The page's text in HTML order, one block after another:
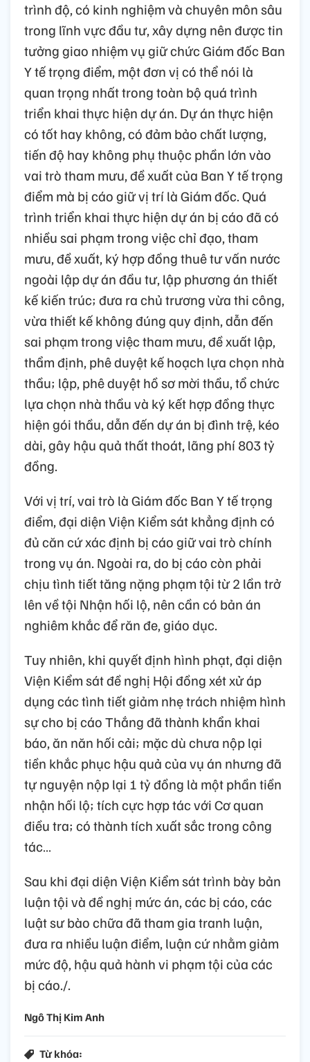
trình độ, có kinh nghiệm và chuyên môn sâu
trong lĩnh vực đầu tư, xây dựng nên được tin
tưởng giao nhiệm vụ giữ chức Giám đốc Ban
Y tế trọng điểm, một đơn vị có thể nói là
quan trọng nhất trong toàn bộ quá trình
triển khai thực hiện dự án. Dự án thực hiện
có tốt hay không, có đảm bảo chất lượng,
tiến độ hay không phụ thuộc phần lớn vào
vai trò tham mưu, đề xuất của Ban Y tế trọng
điểm mà bị cáo giữ vị trí là Giám đốc. Quá
trình triển khai thực hiện dự án bị cáo đã có
nhiều sai phạm trong việc chỉ đạo, tham
mưu, đề xuất, ký hợp đồng thuê tư vấn nước
ngoài lập dự án đầu tư, lập phương án thiết
kế kiến trúc; đưa ra chủ trương vừa thi công,
vừa thiết kế không đúng quy định, dẫn đến
sai phạm trong việc tham mưu, đề xuất lập,
thẩm định, phê duyệt kế hoạch lựa chọn nhà
thầu; lập, phê duyệt hồ sơ mời thầu, tổ chức
lựa chọn nhà thầu và ký kết hợp đồng thực
hiện gói thầu, dẫn đến dự án bị đình trệ, kéo
dài, gây hậu quả thất thoát, lãng phí 803 tỷ
đồng.
Với vị trí, vai trò là Giám đốc Ban Y tế trọng
điểm, đại diện Viện Kiểm sát khẳng định có
đủ căn cứ xác định bị cáo giữ vai trò chính
trong vụ án. Ngoài ra, do bị cáo còn phải
chịu tình tiết tăng nặng phạm tội từ 2 lần trở
lên về tội Nhận hối lộ, nên cần có bản án
nghiêm khắc để răn đe, giáo dục.
Tuy nhiên, khi quyết định hình phạt, đại diện
Viện Kiểm sát đề nghị Hội đồng xét xử áp
dụng các tình tiết giảm nhẹ trách nhiệm hình
sự cho bị cáo Thắng đã thành khẩn khai
báo, ăn năn hối cải; mặc dù chưa nộp lại
tiền khắc phục hậu quả của vụ án nhưng đã
tự nguyện nộp lại 1 tỷ đồng là một phần tiền
nhận hối lộ; tích cực hợp tác với Cơ quan
điều tra; có thành tích xuất sắc trong công
tác…
Sau khi đại diện Viện Kiểm sát trình bày bản
luận tội và đề nghị mức án, các bị cáo, các
luật sư bào chữa đã tham gia tranh luận,
đưa ra nhiều luận điểm, luận cứ nhằm giảm
mức độ, hậu quả hành vi phạm tội của các
bị cáo./.
Ngô Thị Kim Anh
Từ khóa: